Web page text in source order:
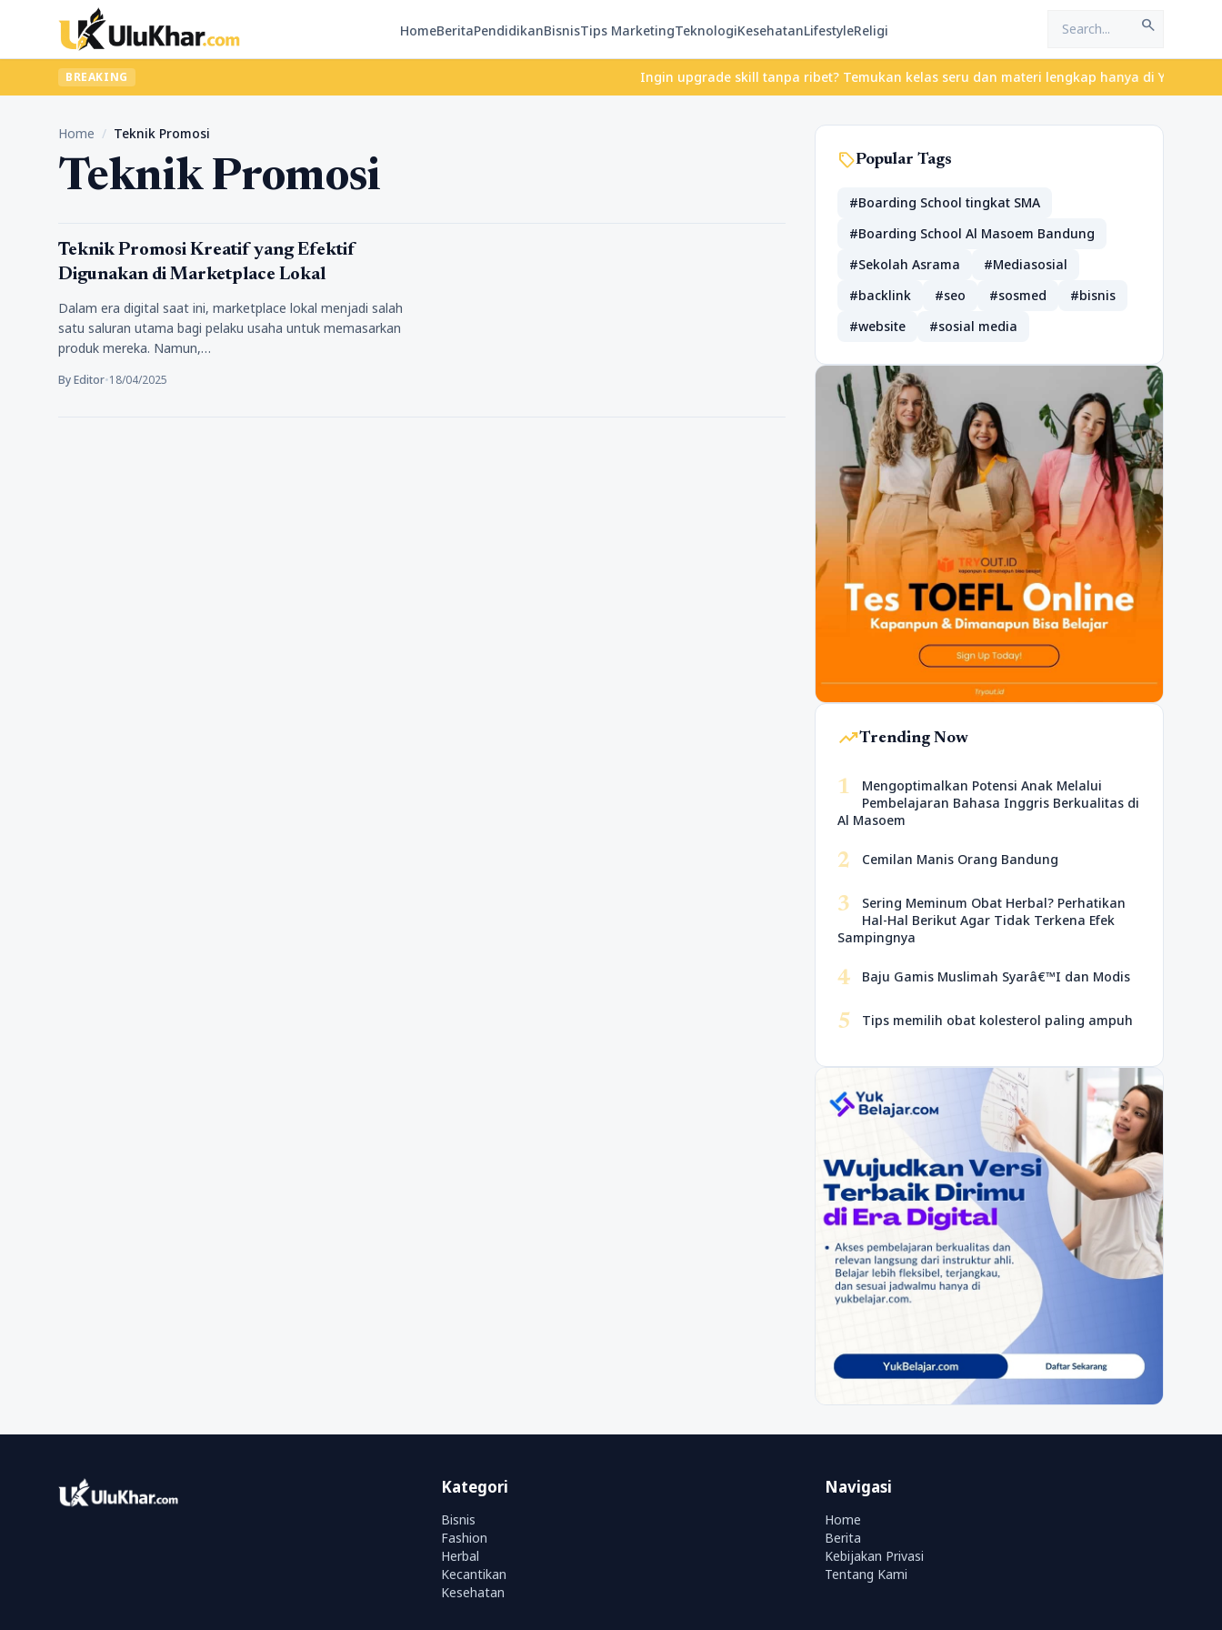
HomeBeritaPendidikanBisnisTips MarketingTeknologiKesehatanLifestyleReligi search
BREAKING Ingin upgrade skill tanpa ribet? Temukan kelas seru dan materi lengkap hanya di
Home / Teknik Promosi
Teknik Promosi
Bisnis
Teknik Promosi Kreatif yang Efektif
Digunakan di Marketplace Lokal
Dalam era digital saat ini, marketplace lokal menjadi salah
satu saluran utama bagi pelaku usaha untuk memasarkan
produk mereka. Namun,…
By Editor•18/04/2025
sellPopular Tags
#Boarding School tingkat SMA
#Boarding School Al Masoem Bandung
#Sekolah Asrama
#Mediasosial
#backlink
#seo #sosmed
#bisnis
#website
#sosial media
trending_upTrending Now
1
Mengoptimalkan Potensi Anak Melalui
Pembelajaran Bahasa Inggris Berkualitas di
Al Masoem
2 Cemilan Manis Orang Bandung
3
Sering Meminum Obat Herbal? Perhatikan
Hal-Hal Berikut Agar Tidak Terkena Efek
Sampingnya
4 Baju Gamis Muslimah Syarâ€™I dan Modis
5 Tips memilih obat kolesterol paling ampuh
Kategori
Bisnis
Fashion
Herbal
Kecantikan
Kesehatan
Navigasi
Home
Berita
Kebijakan Privasi
Tentang Kami